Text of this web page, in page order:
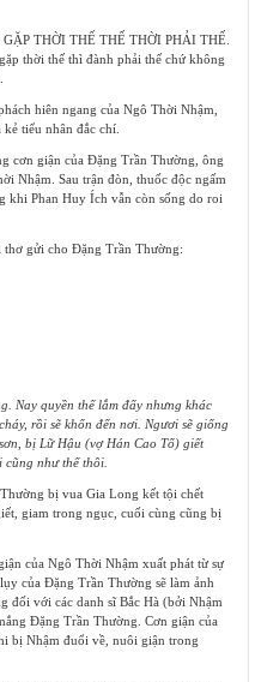
THỜI THẾ THẾ THỜI PHẢI THẾ.
thời thế thì đành phải thế chứ không
hiên ngang của Ngô Thời Nhậm,
tiểu nhân đắc chí.
cơn giận của Đặng Trần Thường, ông
Nhậm. Sau trận đòn, thuốc độc ngấm
khi Phan Huy Ích vẫn còn sống do roi
gửi cho Đặng Trần Thường:
Nay quyền thế lắm đấy nhưng khác
rồi sẽ khốn đến nơi. Ngươi sẽ giống
bị Lữ Hậu (vợ Hán Cao Tổ) giết
cũng như thế thôi.
bị vua Gia Long kết tội chết
giam trong ngục, cuối cùng cũng bị
của Ngô Thời Nhậm xuất phát từ sự
của Đặng Trần Thường sẽ làm ảnh
đối với các danh sĩ Bắc Hà (bởi Nhậm
Đặng Trần Thường. Cơn giận của
bị Nhậm đuổi về, nuôi giận trong